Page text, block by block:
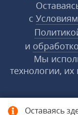
Оставаясь
с
и
Мы
технологии,